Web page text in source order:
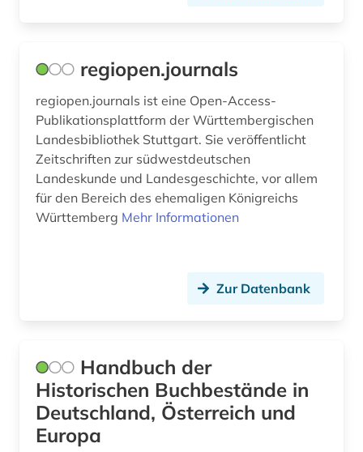
die @linke (1)
die deutsche bibliothek (1)
digital humanities (1)
digitale karte (1)
digitale musikalien (1)
digitalisierung (13)
din-norm (2)
regiopen.journals
regiopen.journals ist eine Open-Access-
Publikationsplattform der Württembergischen
Landesbibliothek Stuttgart. Sie veröffentlicht
Zeitschriften zur südwestdeutschen
Landeskunde und Landesgeschichte, vor allem
für den Bereich des ehemaligen Königreichs
Württemberg Mehr Informationen
Zur Datenbank
Handbuch der
Historischen Buchbestände in
Deutschland, Österreich und
Europa